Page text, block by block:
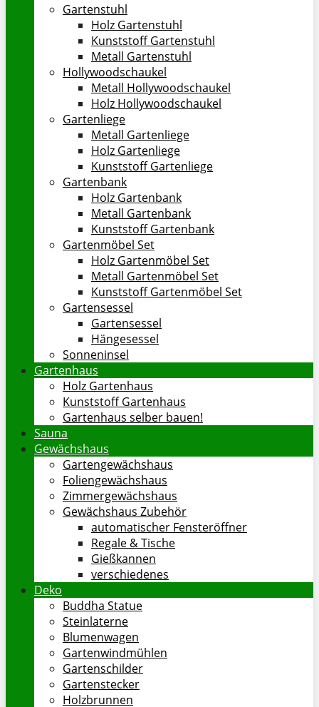
Gartenstuhl
Holz Gartenstuhl
Kunststoff Gartenstuhl
Metall Gartenstuhl
Hollywoodschaukel
Metall Hollywoodschaukel
Holz Hollywoodschaukel
Gartenliege
Metall Gartenliege
Holz Gartenliege
Kunststoff Gartenliege
Gartenbank
Holz Gartenbank
Metall Gartenbank
Kunststoff Gartenbank
Gartenmöbel Set
Holz Gartenmöbel Set
Metall Gartenmöbel Set
Kunststoff Gartenmöbel Set
Gartensessel
Gartensessel
Hängesessel
Sonneninsel
Gartenhaus
Holz Gartenhaus
Kunststoff Gartenhaus
Gartenhaus selber bauen!
Sauna
Gewächshaus
Gartengewächshaus
Foliengewächshaus
Zimmergewächshaus
Gewächshaus Zubehör
automatischer Fensteröffner
Regale & Tische
Gießkannen
verschiedenes
Deko
Buddha Statue
Steinlaterne
Blumenwagen
Gartenwindmühlen
Gartenschilder
Gartenstecker
Holzbrunnen